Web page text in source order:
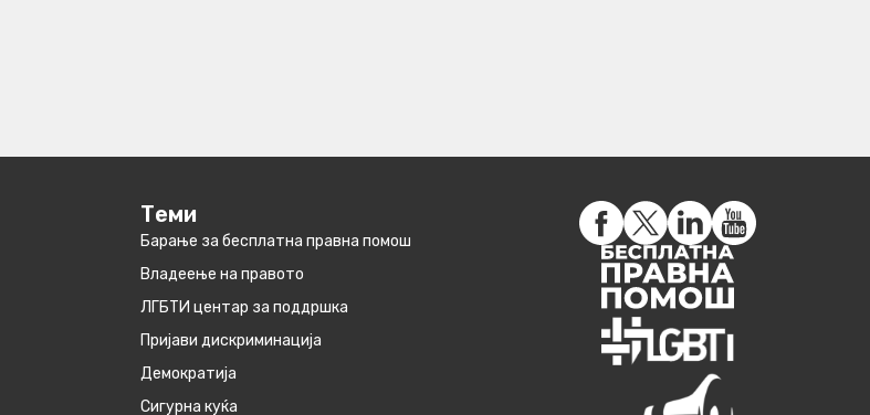
Теми
Барање за бесплатна правна помош
Владеење на правото
ЛГБТИ центар за поддршка
Пријави дискриминација
Демократија
Сигурна куќа